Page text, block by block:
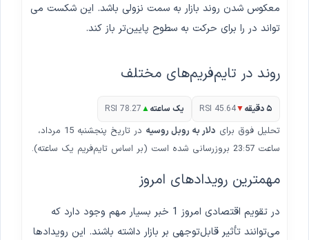
معکوس شدن روند بازار به سمت نزولی باشد. این شکست می
تواند در را برای حرکت به سطوح پایین‌تر باز کند.
روند در تایم‌فریم‌های مختلف
۵ دقیقه ▼
RSI 45.64 یک ساعته▲
RSI 78.27
تحلیل فوق برای دلار به روبل روسیه
در تاریخ پنجشنبه 15 مرداد،
ساعت 23:57 بروزرسانی شده است (بر اساس تایم‌فریم یک ساعته).
مهمترین رویدادهای امروز
در تقویم اقتصادی امروز 1 خبر بسیار مهم وجود دارد که
می‌توانند تأثیر قابل‌توجهی بر بازار داشته باشند. این رویدادها